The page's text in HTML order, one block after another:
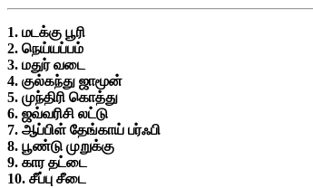
1. மடக்கு பூரி
2. நெய்யப்பம்
3. மதுர் வடை
4. குல்கந்து ஜாமூன்
5. முந்திரி கொத்து
6. ஜவ்வரிசி லட்டு
7. ஆப்பிள் தேங்காய் பர்ஃபி
8. பூண்டு முறுக்கு
9. கார தட்டை
10. சீப்பு சீடை